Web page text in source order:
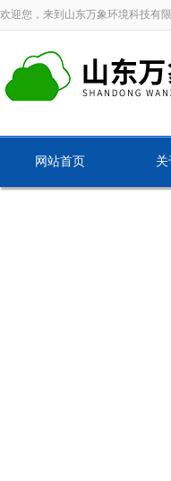
欢迎您，来到山东万象环境科技有限
网站首页 关